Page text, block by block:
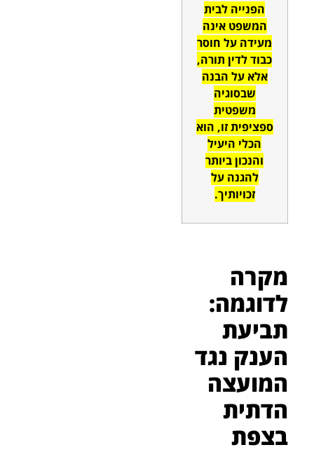
הפנייה לבית
המשפט אינה
מעידה על חוסר
כבוד לדין תורה,
אלא על הבנה
שבסוגיה
משפטית
ספציפית זו, הוא
הכלי היעיל
והנכון ביותר
להגנה על
זכויותיך.
מקרה
לדוגמה:
תביעת
הענק נגד
המועצה
הדתית
בצפת